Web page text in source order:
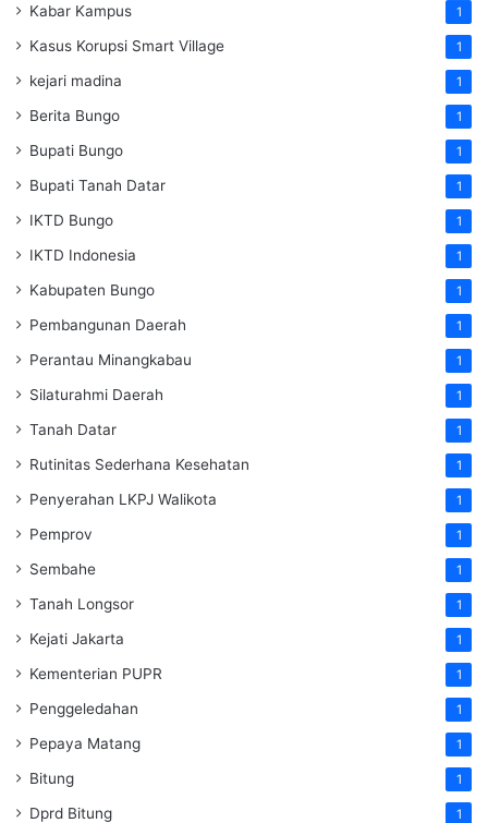
Kabar Kampus 1
Kasus Korupsi Smart Village 1
kejari madina 1
Berita Bungo 1
Bupati Bungo 1
Bupati Tanah Datar 1
IKTD Bungo 1
IKTD Indonesia 1
Kabupaten Bungo 1
Pembangunan Daerah 1
Perantau Minangkabau 1
Silaturahmi Daerah 1
Tanah Datar 1
Rutinitas Sederhana Kesehatan 1
Penyerahan LKPJ Walikota 1
Pemprov 1
Sembahe 1
Tanah Longsor 1
Kejati Jakarta 1
Kementerian PUPR 1
Penggeledahan 1
Pepaya Matang 1
Bitung 1
Dprd Bitung 1